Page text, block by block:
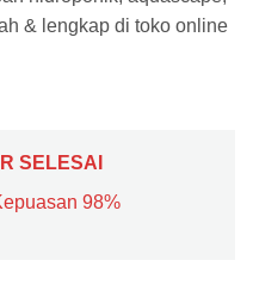
& lengkap di toko online
SELESAI
98%